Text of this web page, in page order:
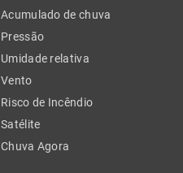
Acumulado de chuva
Pressão
Umidade relativa
Vento
Risco de Incêndio
Satélite
Chuva Agora